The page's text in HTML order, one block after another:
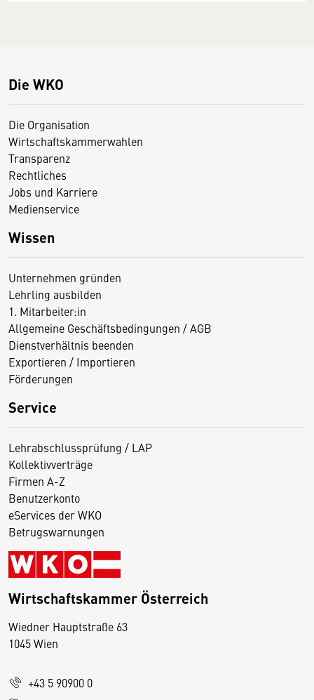
Die WKO
Die Organisation
Wirtschaftskammerwahlen
Transparenz
Rechtliches
Jobs und Karriere
Medienservice
Wissen
Unternehmen gründen
Lehrling ausbilden
1. Mitarbeiter:in
Allgemeine Geschäftsbedingungen / AGB
Dienstverhältnis beenden
Exportieren / Importieren
Förderungen
Service
Lehrabschlussprüfung / LAP
Kollektivverträge
Firmen A-Z
Benutzerkonto
eServices der WKO
Betrugswarnungen
Wirtschaftskammer Österreich
Wiedner Hauptstraße 63
1045 Wien
+43 5 90900 0
D
s